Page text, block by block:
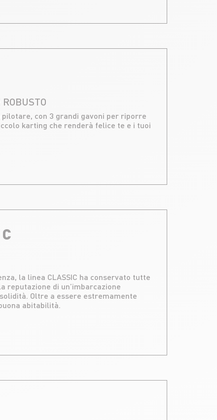
con 3 grandi gavoni per riporre
karting che renderà felice te e i tuoi
la linea CLASSIC ha conservato tutte
reputazione di un’imbarcazione
Oltre a essere estremamente
abitabilità.